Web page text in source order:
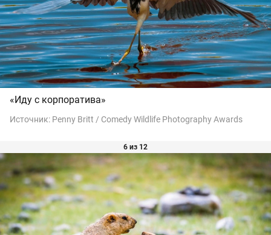
«Иду с корпоратива»
Источник: Penny Britt / Comedy Wildlife Photography Awards
6 из 12